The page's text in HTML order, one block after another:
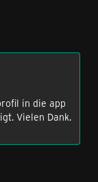
in die app
Vielen Dank.